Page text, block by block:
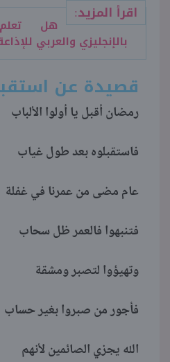
اقرأ المزيد:
هل
بالإنجليزي والعربي
قصيدة عن
رمضان أقبل يا أولوا الألباب
فاستقبلوه بعد طول غياب
عام مضى من عمرنا في غفلة
فتنبهوا فالعمر ظل سحاب
وتهيؤوا لتصبر ومشقة
فأجور من صبروا بغير حساب
الله يجزي الصائمين لأنهم